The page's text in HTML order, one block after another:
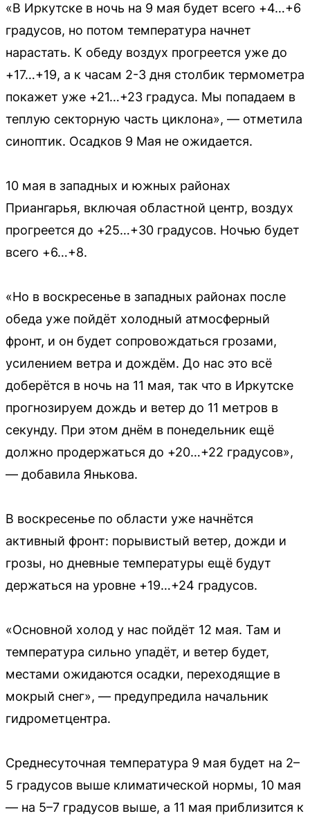
«В Иркутске в ночь на 9 мая будет всего +4…+6
градусов, но потом температура начнет
нарастать. К обеду воздух прогреется уже до
+17…+19, а к часам 2-3 дня столбик термометра
покажет уже +21…+23 градуса. Мы попадаем в
теплую секторную часть циклона», — отметила
синоптик. Осадков 9 Мая не ожидается.
10 мая в западных и южных районах
Приангарья, включая областной центр, воздух
прогреется до +25…+30 градусов. Ночью будет
всего +6…+8.
«Но в воскресенье в западных районах после
обеда уже пойдёт холодный атмосферный
фронт, и он будет сопровождаться грозами,
усилением ветра и дождём. До нас это всё
доберётся в ночь на 11 мая, так что в Иркутске
прогнозируем дождь и ветер до 11 метров в
секунду. При этом днём в понедельник ещё
должно продержаться до +20…+22 градусов»,
— добавила Янькова.
В воскресенье по области уже начнётся
активный фронт: порывистый ветер, дожди и
грозы, но дневные температуры ещё будут
держаться на уровне +19…+24 градусов.
«Основной холод у нас пойдёт 12 мая. Там и
температура сильно упадёт, и ветер будет,
местами ожидаются осадки, переходящие в
мокрый снег», — предупредила начальник
гидрометцентра.
Среднесуточная температура 9 мая будет на 2–
5 градусов выше климатической нормы, 10 мая
— на 5–7 градусов выше, а 11 мая приблизится к